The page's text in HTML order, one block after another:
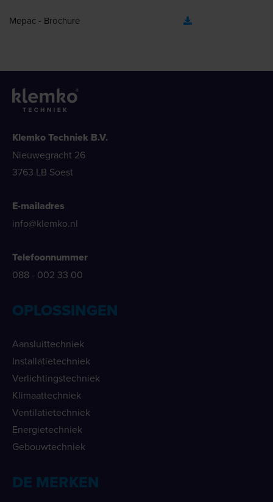
Mepac - Brochure
Klemko Techniek B.V.
Nieuwegracht 26
3763 LB Soest
E-mailadres
info@klemko.nl
Telefoonnummer
088 - 002 33 00
OPLOSSINGEN
Aansluittechniek
Installatietechniek
Verlichtingstechniek
Klimaattechniek
Ventilatietechniek
Energietechniek
Gebouwtechniek
DE MERKEN